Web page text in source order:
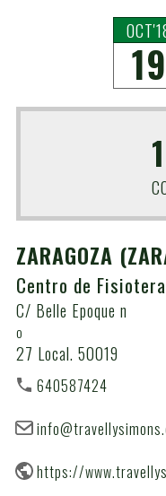
19
ZARAGOZA
Centro de
C/ Belle Epoque n
o
27 Local. 50019
640587424
https://